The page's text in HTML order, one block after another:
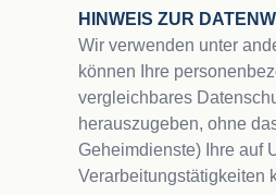
HINWEIS ZUR
Wir verwenden unter
können Ihre
vergleichbares
herauszugeben, ohne
Geheimdienste) Ihre auf
Verarbeitungstätigkeiten